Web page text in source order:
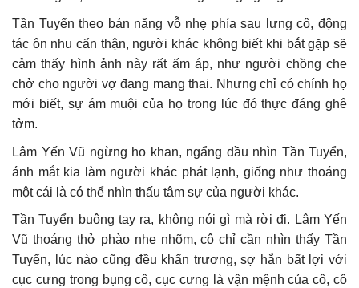
Tần Tuyển theo bản năng vỗ nhẹ phía sau lưng cô, động
tác ôn nhu cẩn thận, người khác không biết khi bắt gặp sẽ
cảm thấy hình ảnh này rất ấm áp, như người chồng che
chở cho người vợ đang mang thai. Nhưng chỉ có chính họ
mới biết, sự ám muội của họ trong lúc đó thực đáng ghê
tởm.
Lâm Yến Vũ ngừng ho khan, ngẩng đầu nhìn Tần Tuyển,
ánh mắt kia làm người khác phát lạnh, giống như thoáng
một cái là có thể nhìn thấu tâm sự của người khác.
Tần Tuyển buông tay ra, không nói gì mà rời đi. Lâm Yến
Vũ thoáng thở phào nhẹ nhõm, cô chỉ cần nhìn thấy Tần
Tuyển, lúc nào cũng đều khẩn trương, sợ hắn bất lợi với
cục cưng trong bụng cô, cục cưng là vận mệnh của cô, cô